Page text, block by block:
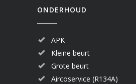
ONDERHOUD
APK
Kleine beurt
Grote beurt
Aircoservice (R134A)